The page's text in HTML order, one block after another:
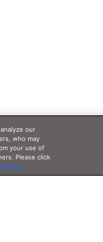
our
who may
your use of
Please click
Policy